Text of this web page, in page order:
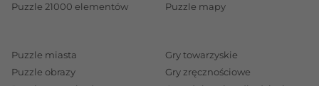
Puzzle 21000 elementów Puzzle mapy
Puzzle miasta
Puzzle obrazy
Gry towarzyskie
Gry zręcznościowe